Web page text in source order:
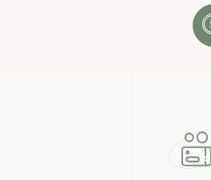
ОСТАВИТЬ ОТЗЫВ